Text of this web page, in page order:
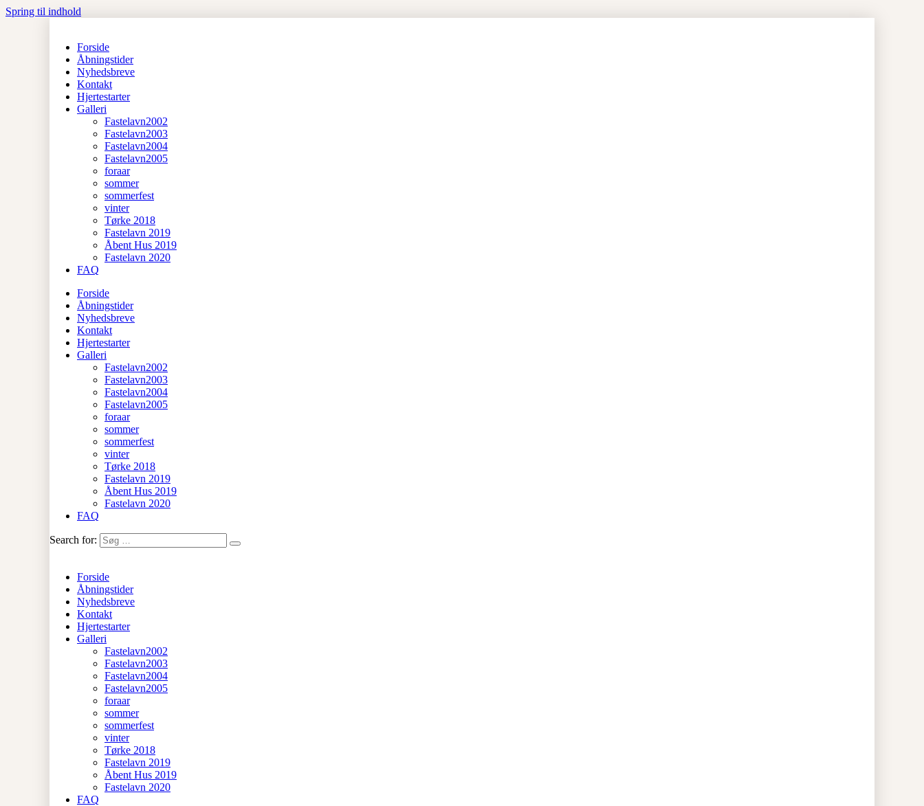
Spring til indhold
Forside
Åbningstider
Nyhedsbreve
Kontakt
Hjertestarter
Galleri
Fastelavn2002
Fastelavn2003
Fastelavn2004
Fastelavn2005
foraar
sommer
sommerfest
vinter
Tørke 2018
Fastelavn 2019
Åbent Hus 2019
Fastelavn 2020
FAQ
Forside
Åbningstider
Nyhedsbreve
Kontakt
Hjertestarter
Galleri
Fastelavn2002
Fastelavn2003
Fastelavn2004
Fastelavn2005
foraar
sommer
sommerfest
vinter
Tørke 2018
Fastelavn 2019
Åbent Hus 2019
Fastelavn 2020
FAQ
Search for:
Forside
Åbningstider
Nyhedsbreve
Kontakt
Hjertestarter
Galleri
Fastelavn2002
Fastelavn2003
Fastelavn2004
Fastelavn2005
foraar
sommer
sommerfest
vinter
Tørke 2018
Fastelavn 2019
Åbent Hus 2019
Fastelavn 2020
FAQ